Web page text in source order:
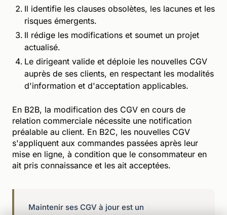
Il identifie les clauses obsolètes, les lacunes et les
risques émergents.
Il rédige les modifications et soumet un projet
actualisé.
Le dirigeant valide et déploie les nouvelles CGV
auprès de ses clients, en respectant les modalités
d'information et d'acceptation applicables.
En B2B, la modification des CGV en cours de
relation commerciale nécessite une notification
préalable au client. En B2C, les nouvelles CGV
s'appliquent aux commandes passées après leur
mise en ligne, à condition que le consommateur en
ait pris connaissance et les ait acceptées.
Maintenir ses CGV à jour est un